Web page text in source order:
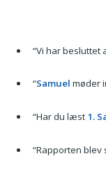
“Vi har besluttet
“Samuel møder
“Har du læst 1.
“Rapporten